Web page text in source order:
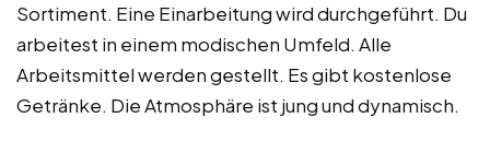
Sortiment. Eine Einarbeitung wird durchgeführt. Du
arbeitest in einem modischen Umfeld. Alle
Arbeitsmittel werden gestellt. Es gibt kostenlose
Getränke. Die Atmosphäre ist jung und dynamisch.